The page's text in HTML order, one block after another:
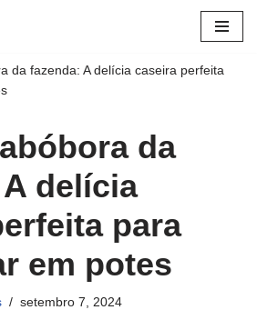
da fazenda: A delícia caseira perfeita
da
delícia
para
em potes
setembro 7, 2024